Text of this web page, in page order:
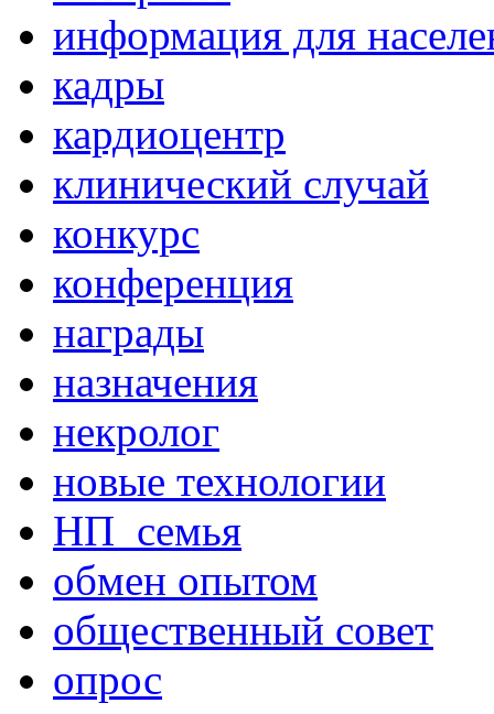
информация для
кадры
кардиоцентр
клинический случай
конкурс
конференция
награды
назначения
некролог
новые технологии
НП_семья
обмен опытом
общественный совет
опрос